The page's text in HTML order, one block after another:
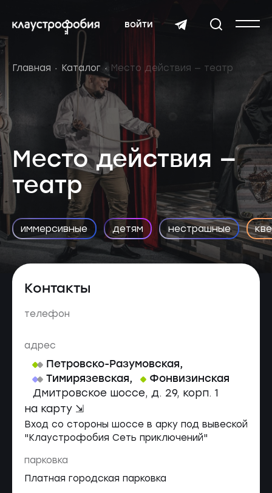
войти
Главная Каталог Место действия — театр
Место действия —
театр
иммерсивные детям нестрашные
Контакты
телефон
адрес
Петровско-Разумовская,
Тимирязевская, Фонвизинская
Дмитровское шоссе, д. 29, корп. 1
на карту ⇲
Вход со стороны шоссе в арку под вывеской
"Клаустрофобия Сеть приключений"
парковка
Платная городская парковка